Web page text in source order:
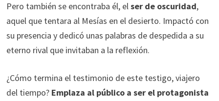
Pero también se encontraba él, elser de oscuridad,
aquel que tentara al Mesías en el desierto. Impactó con
su presencia y dedicó unas palabras de despedida a su
eterno rival que invitaban a la reflexión.
¿Cómo termina el testimonio de este testigo, viajero
del tiempo? Emplaza al público a ser el protagonista